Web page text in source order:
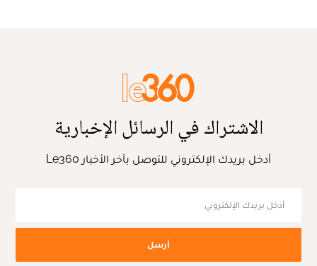
الاشتراك في الرسائل الإخبارية
أدخل بريدك الإلكتروني للتوصل بآخر الأخبار Le360
أرسل